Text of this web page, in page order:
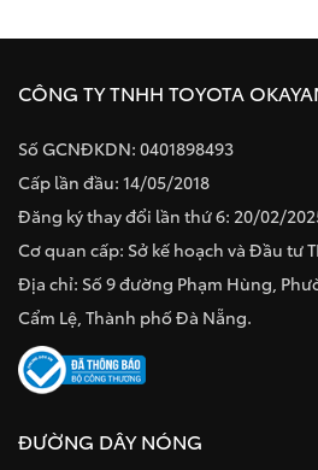
CÔNG TY TNHH TOYOTA
Số GCNĐKDN: 0401898493
Cấp lần đầu: 14/05/2018
Đăng ký thay đổi lần thứ 6: 20/02/
Cơ quan cấp: Sở kế hoạch và Đầu tư
Địa chỉ: Số 9 đường Phạm Hùng,
Cẩm Lệ, Thành phố Đà Nẵng.
ĐƯỜNG DÂY NÓNG